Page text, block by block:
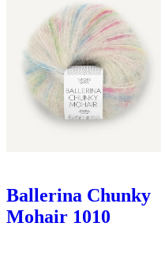
Ballerina Chunky
Mohair 1010